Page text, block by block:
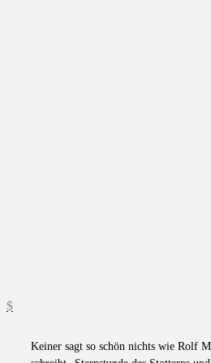
Keiner sagt so schön nichts wie Rolf